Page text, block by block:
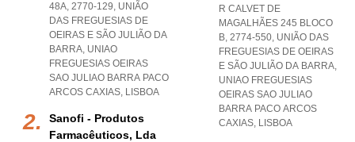
48A, 2770-129, UNIÃO
DAS FREGUESIAS DE
OEIRAS E SÃO JULIÃO DA
BARRA, UNIAO
FREGUESIAS OEIRAS
SAO JULIAO BARRA PACO
ARCOS CAXIAS, LISBOA
Sanofi - Produtos
Farmacêuticos, Lda
R CALVET DE
MAGALHÃES 245 BLOCO
B, 2774-550, UNIÃO DAS
FREGUESIAS DE OEIRAS
E SÃO JULIÃO DA BARRA,
UNIAO FREGUESIAS
OEIRAS SAO JULIAO
BARRA PACO ARCOS
CAXIAS, LISBOA